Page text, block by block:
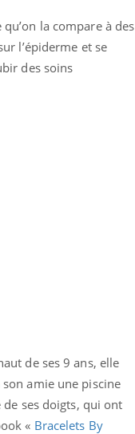
la compare à des
l’épiderme et se
des soins
de ses 9 ans, elle
amie une piscine
ses doigts, qui ont
« Bracelets By